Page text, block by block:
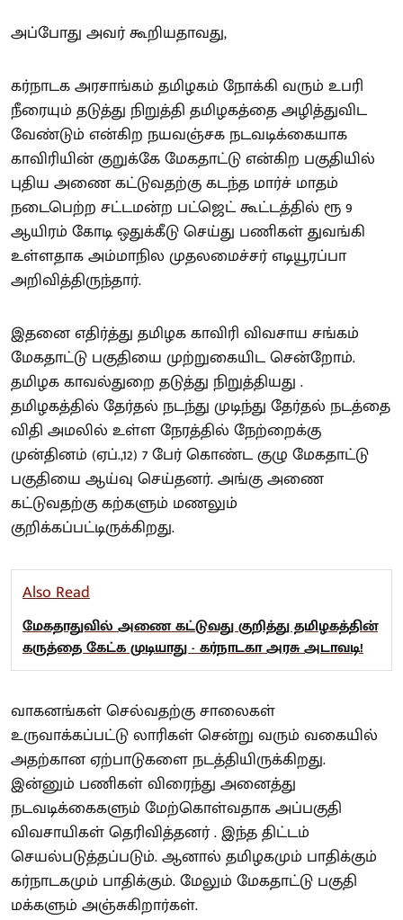
அப்போது அவர் கூறியதாவது,
கர்நாடக அரசாங்கம் தமிழகம் நோக்கி வரும் உபரி
நீரையும் தடுத்து நிறுத்தி தமிழகத்தை அழித்துவிட
வேண்டும் என்கிற நயவஞ்சக நடவடிக்கையாக
காவிரியின் குறுக்கே மேகதாட்டு என்கிற பகுதியில்
புதிய அணை கட்டுவதற்கு கடந்த மார்ச் மாதம்
நடைபெற்ற சட்டமன்ற பட்ஜெட் கூட்டத்தில் ரூ 9
ஆயிரம் கோடி ஒதுக்கீடு செய்து பணிகள் துவங்கி
உள்ளதாக அம்மாநில முதலமைச்சர் எடியூரப்பா
அறிவித்திருந்தார்.
இதனை எதிர்த்து தமிழக காவிரி விவசாய சங்கம்
மேகதாட்டு பகுதியை முற்றுகையிட சென்றோம்.
தமிழக காவல்துறை தடுத்து நிறுத்தியது .
தமிழகத்தில் தேர்தல் நடந்து முடிந்து தேர்தல் நடத்தை
விதி அமலில் உள்ள நேரத்தில் நேற்றைக்கு
முன்தினம் (ஏப்.,12) 7 பேர் கொண்ட குழு மேகதாட்டு
பகுதியை ஆய்வு செய்தனர். அங்கு அணை
கட்டுவதற்கு கற்களும் மணலும்
குறிக்கப்பட்டிருக்கிறது.
Also Read
மேகதாதுவில் அணை கட்டுவது குறித்து தமிழகத்தின்
கருத்தை கேட்க முடியாது - கர்நாடகா அரசு அடாவடி!
வாகனங்கள் செல்வதற்கு சாலைகள்
உருவாக்கப்பட்டு லாரிகள் சென்று வரும் வகையில்
அதற்கான ஏற்பாடுகளை நடத்தியிருக்கிறது.
இன்னும் பணிகள் விரைந்து அனைத்து
நடவடிக்கைகளும் மேற்கொள்வதாக அப்பகுதி
விவசாயிகள் தெரிவித்தனர் . இந்த திட்டம்
செயல்படுத்தப்படும். ஆனால் தமிழகமும் பாதிக்கும்
கர்நாடகமும் பாதிக்கும். மேலும் மேகதாட்டு பகுதி
மக்களும் அஞ்சுகிறார்கள்.